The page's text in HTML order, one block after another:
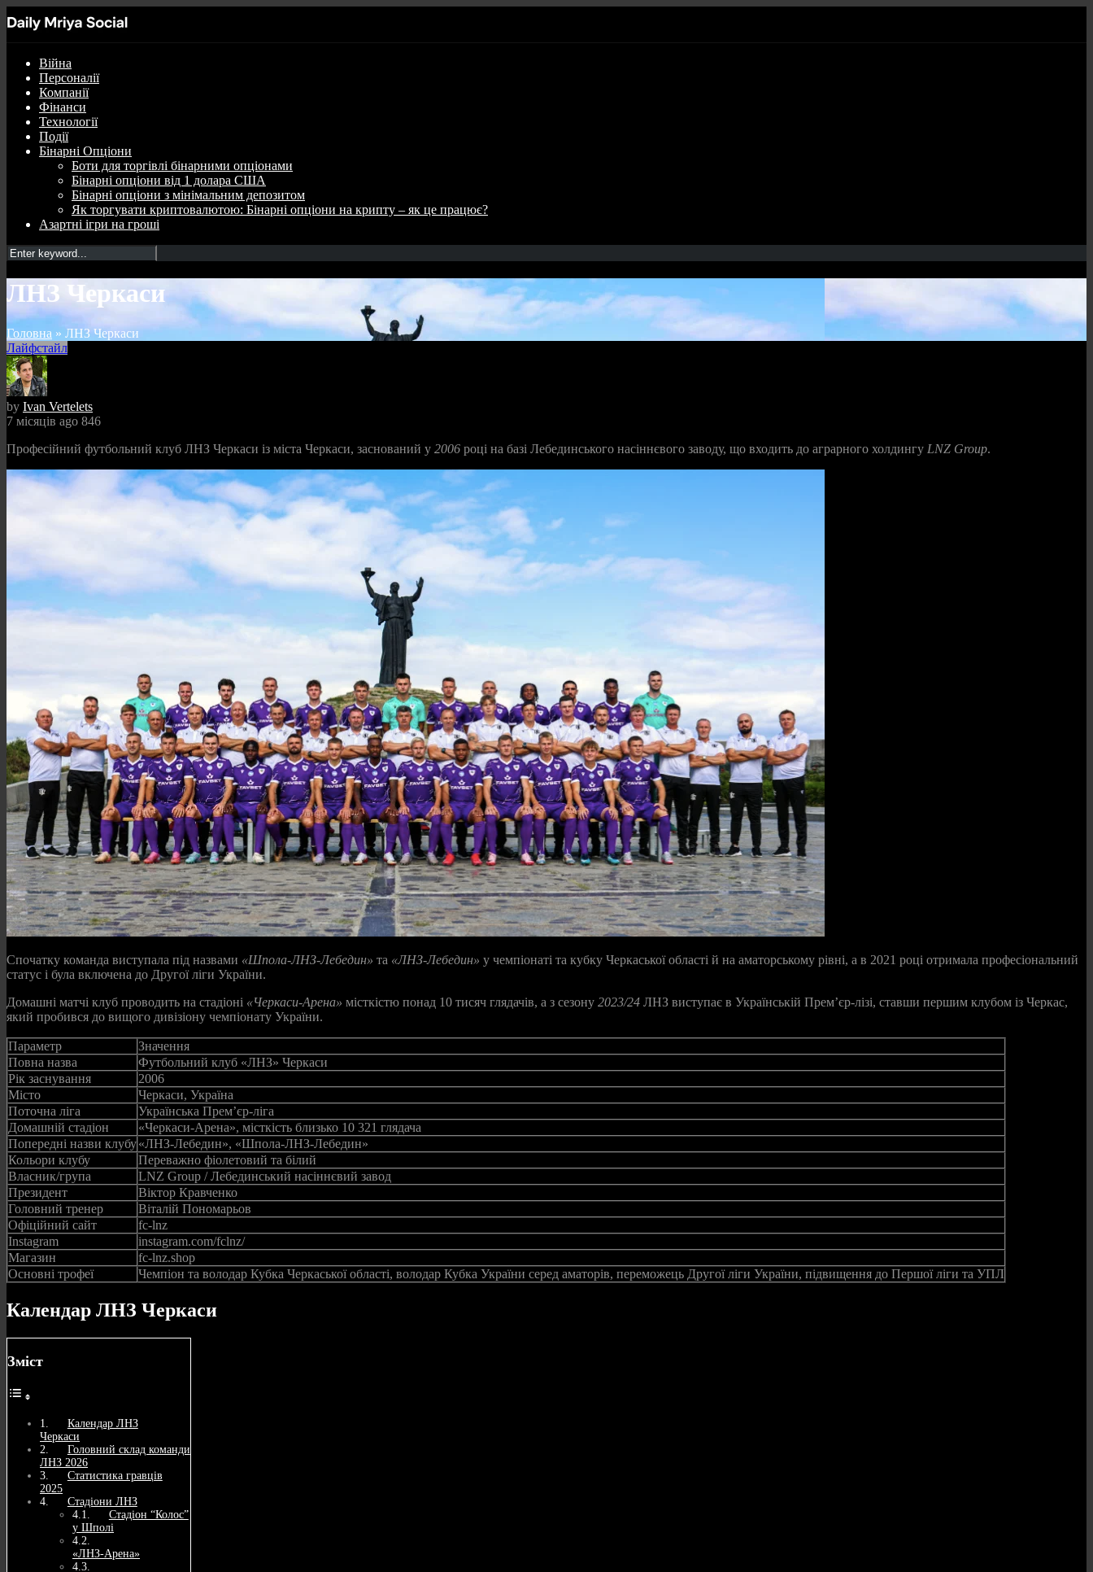
Війна
Персоналії
Компанії
Фінанси
Технології
Події
Бінарні Опціони
Боти для торгівлі бінарними опціонами
Бінарні опціони від 1 долара США
Бінарні опціони з мінімальним депозитом
Як торгувати криптовалютою: Бінарні опціони на крипту – як це працює?
Азартні ігри на гроші
ЛНЗ Черкаси
Головна » ЛНЗ Черкаси
Лайфстайл
by Ivan Vertelets
7 місяців ago 846
Професійний футбольний клуб ЛНЗ Черкаси із міста Черкаси, заснований у 2006 році на базі Лебединського насіннєвого заводу, що входить до аграрного холдингу LNZ Group.
Спочатку команда виступала під назвами «Шпола‑ЛНЗ‑Лебедин» та «ЛНЗ‑Лебедин» у чемпіонаті та кубку Черкаської області й на аматорському рівні, а в 2021 році отримала професіональний
статус і була включена до Другої ліги України.
Домашні матчі клуб проводить на стадіоні «Черкаси‑Арена» місткістю понад 10 тисяч глядачів, а з сезону 2023/24 ЛНЗ виступає в Українській Прем’єр‑лізі, ставши першим клубом із Черкас,
який пробився до вищого дивізіону чемпіонату України.
Параметр
Значення
Повна назва
Футбольний клуб «ЛНЗ» Черкаси
Рік заснування
2006
Місто
Черкаси, Україна
Поточна ліга
Українська Прем’єр‑ліга
Домашній стадіон
«Черкаси‑Арена», місткість близько 10 321 глядача
Попередні назви клубу«ЛНЗ‑Лебедин», «Шпола‑ЛНЗ‑Лебедин»
Кольори клубу
Переважно фіолетовий та білий
Власник/група
LNZ Group / Лебединський насіннєвий завод
Президент
Віктор Кравченко
Головний тренер
Віталій Пономарьов
Офіційний сайт
fc-lnz
Instagram
instagram.com/fclnz/
Магазин
fc-lnz.shop
Основні трофеї
Чемпіон та володар Кубка Черкаської області, володар Кубка України серед аматорів, переможець Другої ліги України, підвищення до Першої ліги та УПЛ
Календар ЛНЗ Черкаси
Зміст
Календар ЛНЗ
Черкаси
Головний склад команди
ЛНЗ 2026
Статистика гравців
2025
Стадіони ЛНЗ
Стадіон “Колос”
у Шполі
«ЛНЗ‑Арена»